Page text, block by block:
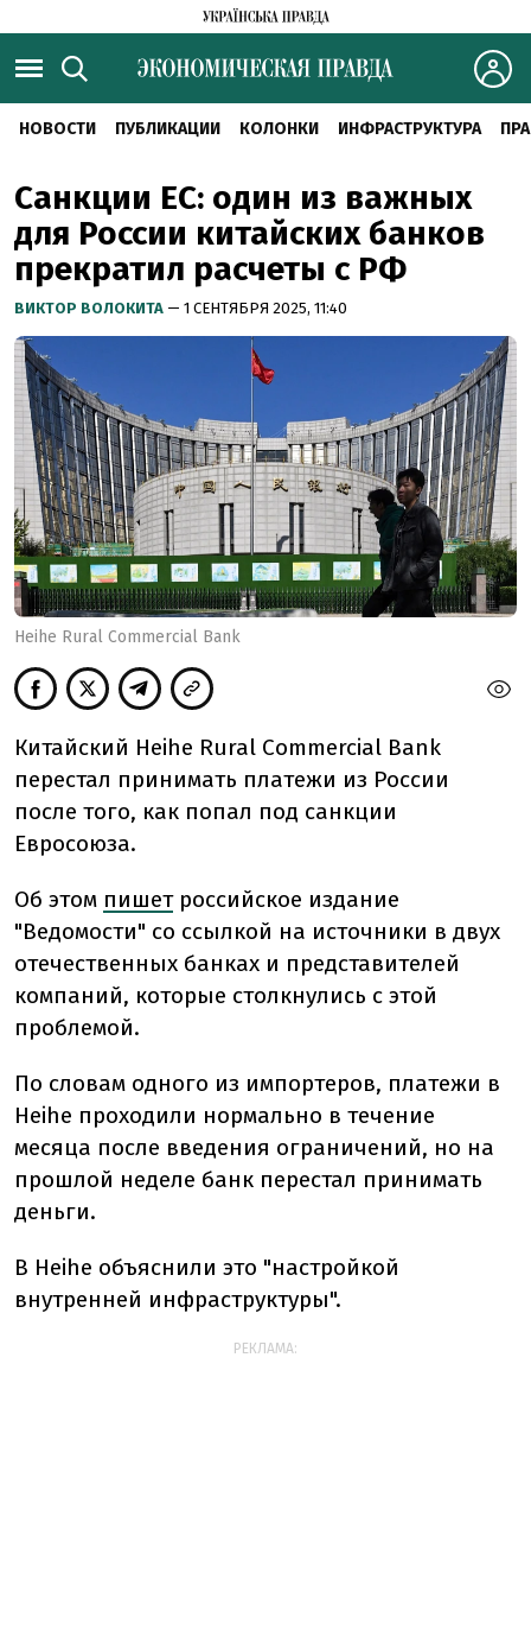
НОВОСТИ ПУБЛИКАЦИИ КОЛОНКИ ИНФРАСТРУКТУРА
Санкции ЕС: один из важных
для России китайских банков
прекратил расчеты с РФ
ВИКТОР ВОЛОКИТА — 1 СЕНТЯБРЯ 2025, 11:40
Heihe Rural Commercial Bank
Китайский Heihe Rural Commercial Bank
перестал принимать платежи из России
после того, как попал под санкции
Евросоюза.
Об этом пишет российское издание
"Ведомости" со ссылкой на источники в двух
отечественных банках и представителей
компаний, которые столкнулись с этой
проблемой.
По словам одного из импортеров, платежи в
Heihe проходили нормально в течение
месяца после введения ограничений, но на
прошлой неделе банк перестал принимать
деньги.
В Heihe объяснили это "настройкой
внутренней инфраструктуры".
РЕКЛАМА: